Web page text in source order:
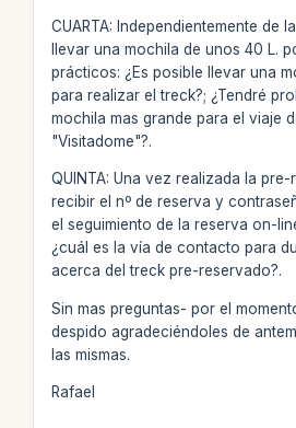
CUARTA: Independientemente de
llevar una mochila de unos 40 L.
prácticos: ¿Es posible llevar una
para realizar el treck?; ¿Tendré
mochila mas grande para el viaje
"Visitadome"?.
QUINTA: Una vez realizada la pre-
recibir el nº de reserva y
el seguimiento de la reserva on-
¿cuál es la vía de contacto para
acerca del treck pre-reservado?.
Sin mas preguntas- por el
despido agradeciéndoles de
las mismas.
Rafael